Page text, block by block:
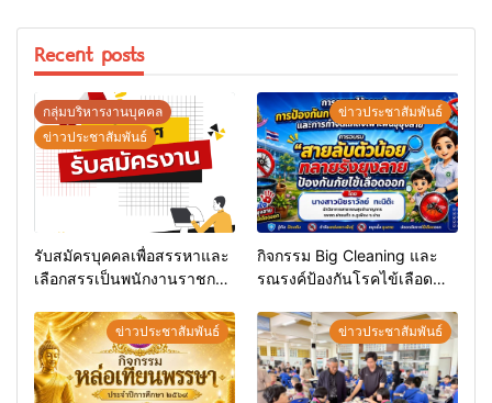
Recent posts
กลุ่มบริหารงานบุคคล
ข่าวประชาสัมพันธ์
รับสมัครบุคคลเพื่อสรรหาและ
เลือกสรรเป็นพนักงานราชการ
ข่าวประชาสัมพันธ์
กิจกรรม Big Cleaning และ
รณรงค์ป้องกันโรคไข้เลือด
ข่าวประชาสัมพันธ์ ข่าวประชาสัมพันธ์